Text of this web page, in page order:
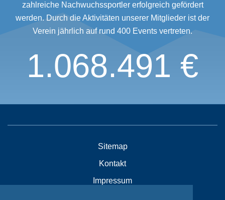
zahlreiche Nachwuchssportler erfolgreich gefördert
werden. Durch die Aktivitäten unserer Mitglieder ist der
Verein jährlich auf rund 400 Events vertreten.
1.068.491 €
Sitemap
Kontakt
Impressum